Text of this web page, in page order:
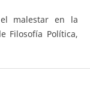
malestar en la
Filosofía Política,